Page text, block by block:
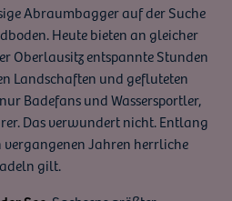
Abraumbagger auf der Suche
Heute bieten an gleicher
Oberlausitz entspannte Stunden
Landschaften und gefluteten
Badefans und Wassersportler,
Das verwundert nicht. Entlang
vergangenen Jahren herrliche
gilt.